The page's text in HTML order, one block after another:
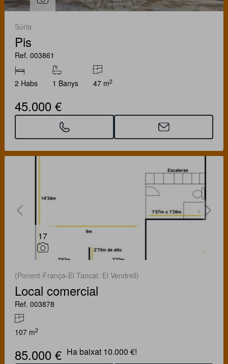
Súria
Pis
Ref. 003861
2 Habs 1 Banys 47 m2
45.000 €
17
(Ponent-França-El Tancat. El Vendrell)
Local comercial
Ref. 003878
107 m2
85.000 € Ha baixat 10.000 €!